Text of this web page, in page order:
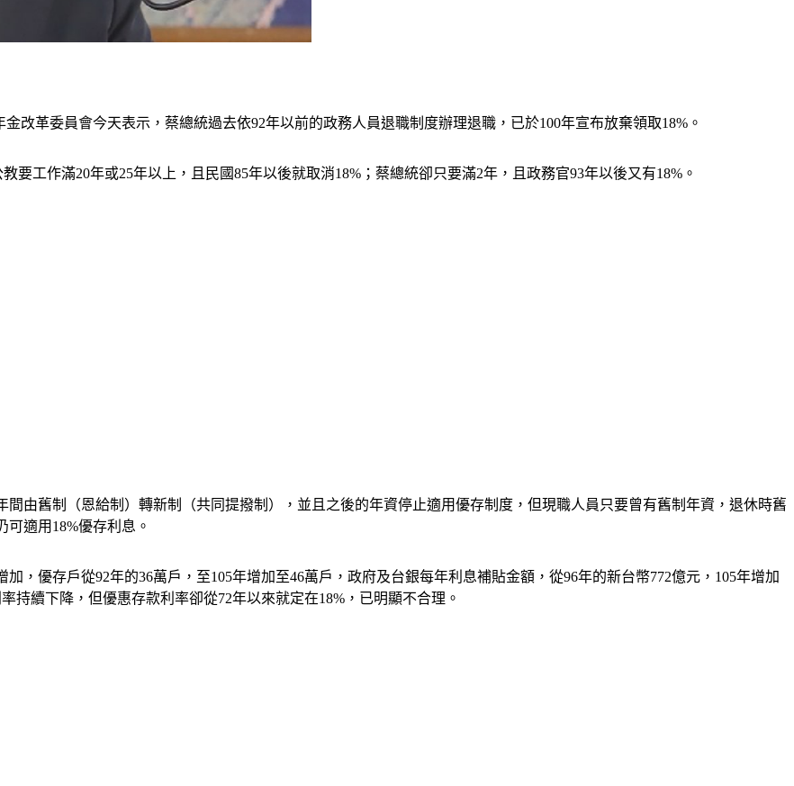
改革委員會今天表示，蔡總統過去依92年以前的政務人員退職制度辦理退職，已於100年宣布放棄領取18%。
要工作滿20年或25年以上，且民國85年以後就取消18%；蔡總統卻只要滿2年，且政務官93年以後又有18%。
由舊制（恩給制）轉新制（共同提撥制），並且之後的年資停止適用優存制度，但現職人員只要曾有舊制年資，退休時舊
適用18%優存利息。
，優存戶從92年的36萬戶，至105年增加至46萬戶，政府及台銀每年利息補貼金額，從96年的新台幣772億元，105年增加
持續下降，但優惠存款利率卻從72年以來就定在18%，已明顯不合理。